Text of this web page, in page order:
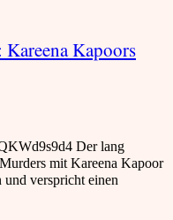
Kapoors
Der lang
mit Kareena Kapoor
verspricht einen